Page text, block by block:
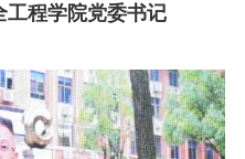
工程学院党委书记